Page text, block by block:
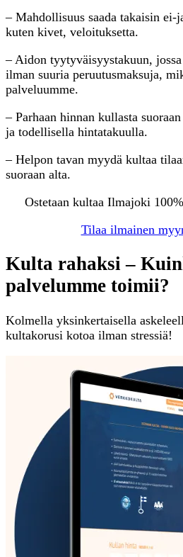
– Mahdollisuus saada takaisin ei-
kuten kivet, veloituksetta.
– Aidon tyytyväisyystakuun, jossa
ilman suuria peruutusmaksuja,
palveluumme.
– Parhaan hinnan kullasta
ja todellisella hintatakuulla.
– Helpon tavan myydä kultaa
suoraan alta.
Ostetaan kultaa Ilmajoki
Tilaa ilmainen
Kulta rahaksi –
palvelumme toimii?
Kolmella yksinkertaisella
kultakorusi kotoa ilman stressiä!